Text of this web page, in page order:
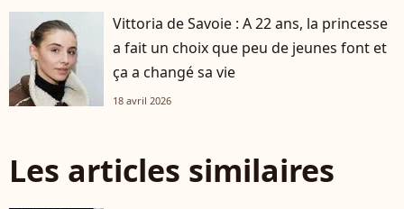
Vittoria de Savoie : A 22 ans, la princesse
a fait un choix que peu de jeunes font et
ça a changé sa vie
18 avril 2026
Les articles similaires